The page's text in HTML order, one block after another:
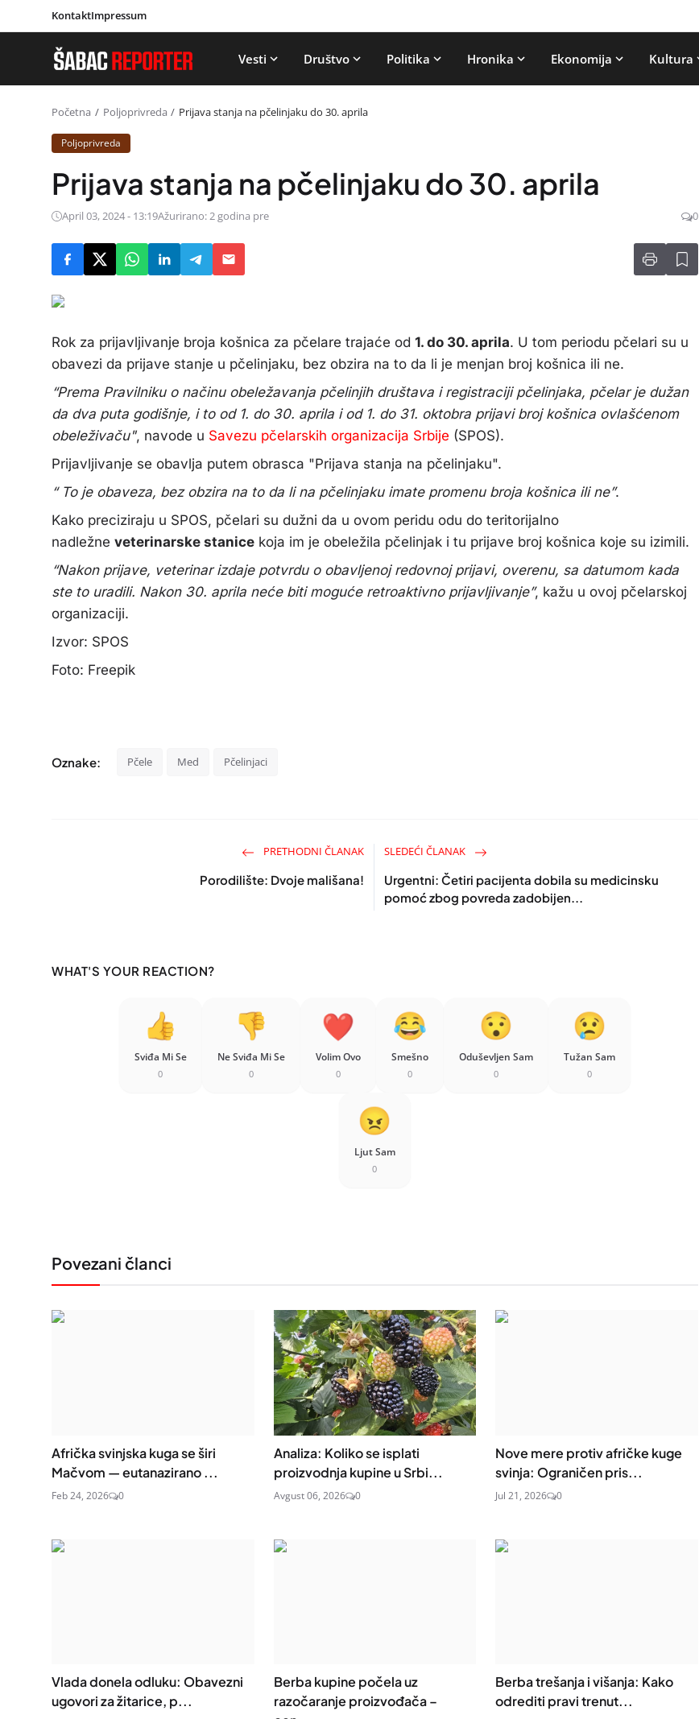
KontaktImpressum
Vesti Društvo Politika Hronika Ekonomija Kultura
Početna Poljoprivreda Prijava stanja na pčelinjaku do 30. aprila
Poljoprivreda
Prijava stanja na pčelinjaku do 30. aprila
April 03, 2024 - 13:19Ažurirano: 2 godina pre 0
Rok za prijavljivanje broja košnica za pčelare trajaće od 1. do 30. aprila. U tom periodu pčelari su u
obavezi da prijave stanje u pčelinjaku, bez obzira na to da li je menjan broj košnica ili ne.
“Prema Pravilniku o načinu obeležavanja pčelinjih društava i registraciji pčelinjaka, pčelar je dužan
da dva puta godišnje, i to od 1. do 30. aprila i od 1. do 31. oktobra prijavi broj košnica ovlašćenom
obeleživaču", navode u Savezu pčelarskih organizacija Srbije (SPOS).
Prijavljivanje se obavlja putem obrasca "Prijava stanja na pčelinjaku".
“ To je obaveza, bez obzira na to da li na pčelinjaku imate promenu broja košnica ili ne”.
Kako preciziraju u SPOS, pčelari su dužni da u ovom peridu odu do teritorijalno
nadležne veterinarske stanice koja im je obeležila pčelinjak i tu prijave broj košnica koje su izimili.
“Nakon prijave, veterinar izdaje potvrdu o obavljenoj redovnoj prijavi, overenu, sa datumom kada
ste to uradili. Nakon 30. aprila neće biti moguće retroaktivno prijavljivanje”, kažu u ovoj pčelarskoj
organizaciji.
Izvor: SPOS
Foto: Freepik
Oznake: Pčele Med Pčelinjaci
PRETHODNI ČLANAK
Porodilište: Dvoje mališana!
SLEDEĆI ČLANAK
Urgentni: Četiri pacijenta dobila su medicinsku
pomoć zbog povreda zadobijen...
WHAT'S YOUR REACTION?
Sviđa Mi Se
0
Ne Sviđa Mi Se
0
Volim Ovo
0
Smešno
0
Oduševljen Sam
0
Tužan Sam
0
Ljut Sam
0
Povezani članci
Afrička svinjska kuga se širi
Mačvom — eutanazirano ...
Feb 24, 2026 0
Analiza: Koliko se isplati
proizvodnja kupine u Srbi...
Avgust 06, 2026 0
Nove mere protiv afričke kuge
svinja: Ograničen pris...
Jul 21, 2026 0
Vlada donela odluku: Obavezni
ugovori za žitarice, p...
Berba kupine počela uz
razočaranje proizvođača –
Berba trešanja i višanja: Kako
odrediti pravi trenut...